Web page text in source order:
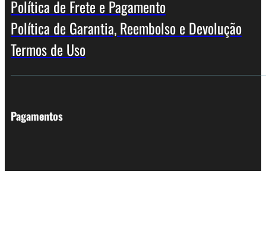
Política de Frete e Pagamento
Política de Garantia, Reembolso e Devolução
Termos de Uso
Pagamentos